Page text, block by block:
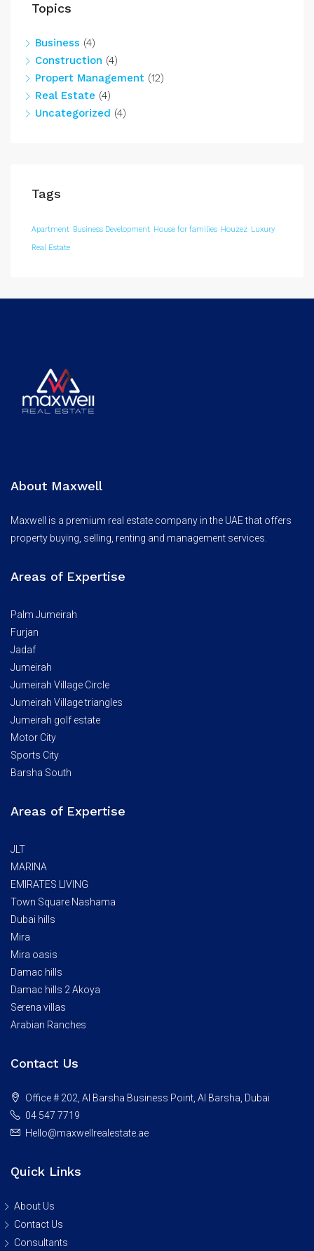
Topics
Business (4)
Construction (4)
Propert Management (12)
Real Estate (4)
Uncategorized (4)
Tags
Apartment Business Development House for families Houzez Luxury
Real Estate
About Maxwell
Maxwell is a premium real estate company in the UAE that offers
property buying, selling, renting and management services.
Areas of Expertise
Palm Jumeirah
Furjan
Jadaf
Jumeirah
Jumeirah Village Circle
Jumeirah Village triangles
Jumeirah golf estate
Motor City
Sports City
Barsha South
Areas of Expertise
JLT
MARINA
EMIRATES LIVING
Town Square Nashama
Dubai hills
Mira
Mira oasis
Damac hills
Damac hills 2 Akoya
Serena villas
Arabian Ranches
Contact Us
Office # 202, Al Barsha Business Point, Al Barsha, Dubai
04 547 7719
Hello@maxwellrealestate.ae
Quick Links
About Us
Contact Us
Consultants